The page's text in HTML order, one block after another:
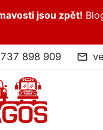
jsou zpět!
898 909 mail_outline